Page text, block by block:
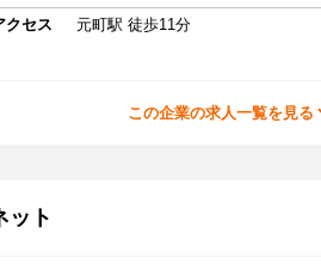
クセス
元町駅 徒歩11分
この企業の求人一覧を見る
ット